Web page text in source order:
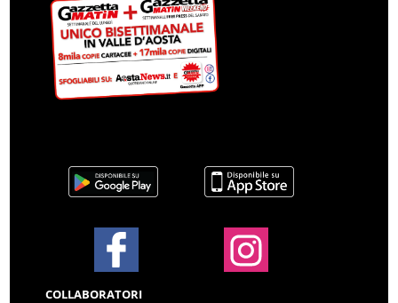
COLLABORATORI